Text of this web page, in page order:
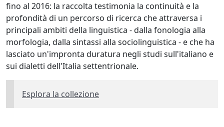
fino al 2016: la raccolta testimonia la continuità e la
profondità di un percorso di ricerca che attraversa i
principali ambiti della linguistica - dalla fonologia alla
morfologia, dalla sintassi alla sociolinguistica - e che ha
lasciato un'impronta duratura negli studi sull'italiano e
sui dialetti dell'Italia settentrionale.
Esplora la collezione